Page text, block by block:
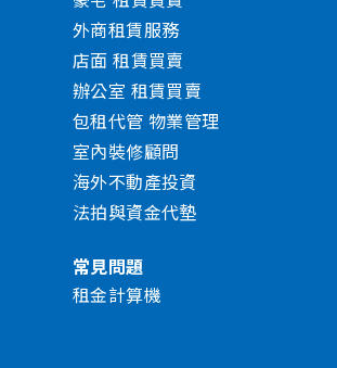
外商租賃服務
店面 租賃買賣
辦公室 租賃買賣
包租代管 物業管理
室內裝修顧問
海外不動產投資
法拍與資金代墊
常見問題
租金計算機